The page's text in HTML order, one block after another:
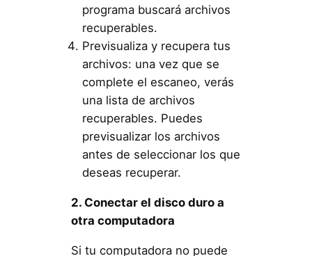
programa buscará archivos
recuperables.
Previsualiza y recupera tus
archivos: una vez que se
complete el escaneo, verás
una lista de archivos
recuperables. Puedes
previsualizar los archivos
antes de seleccionar los que
deseas recuperar.
2. Conectar el disco duro a
otra computadora
Si tu computadora no puede